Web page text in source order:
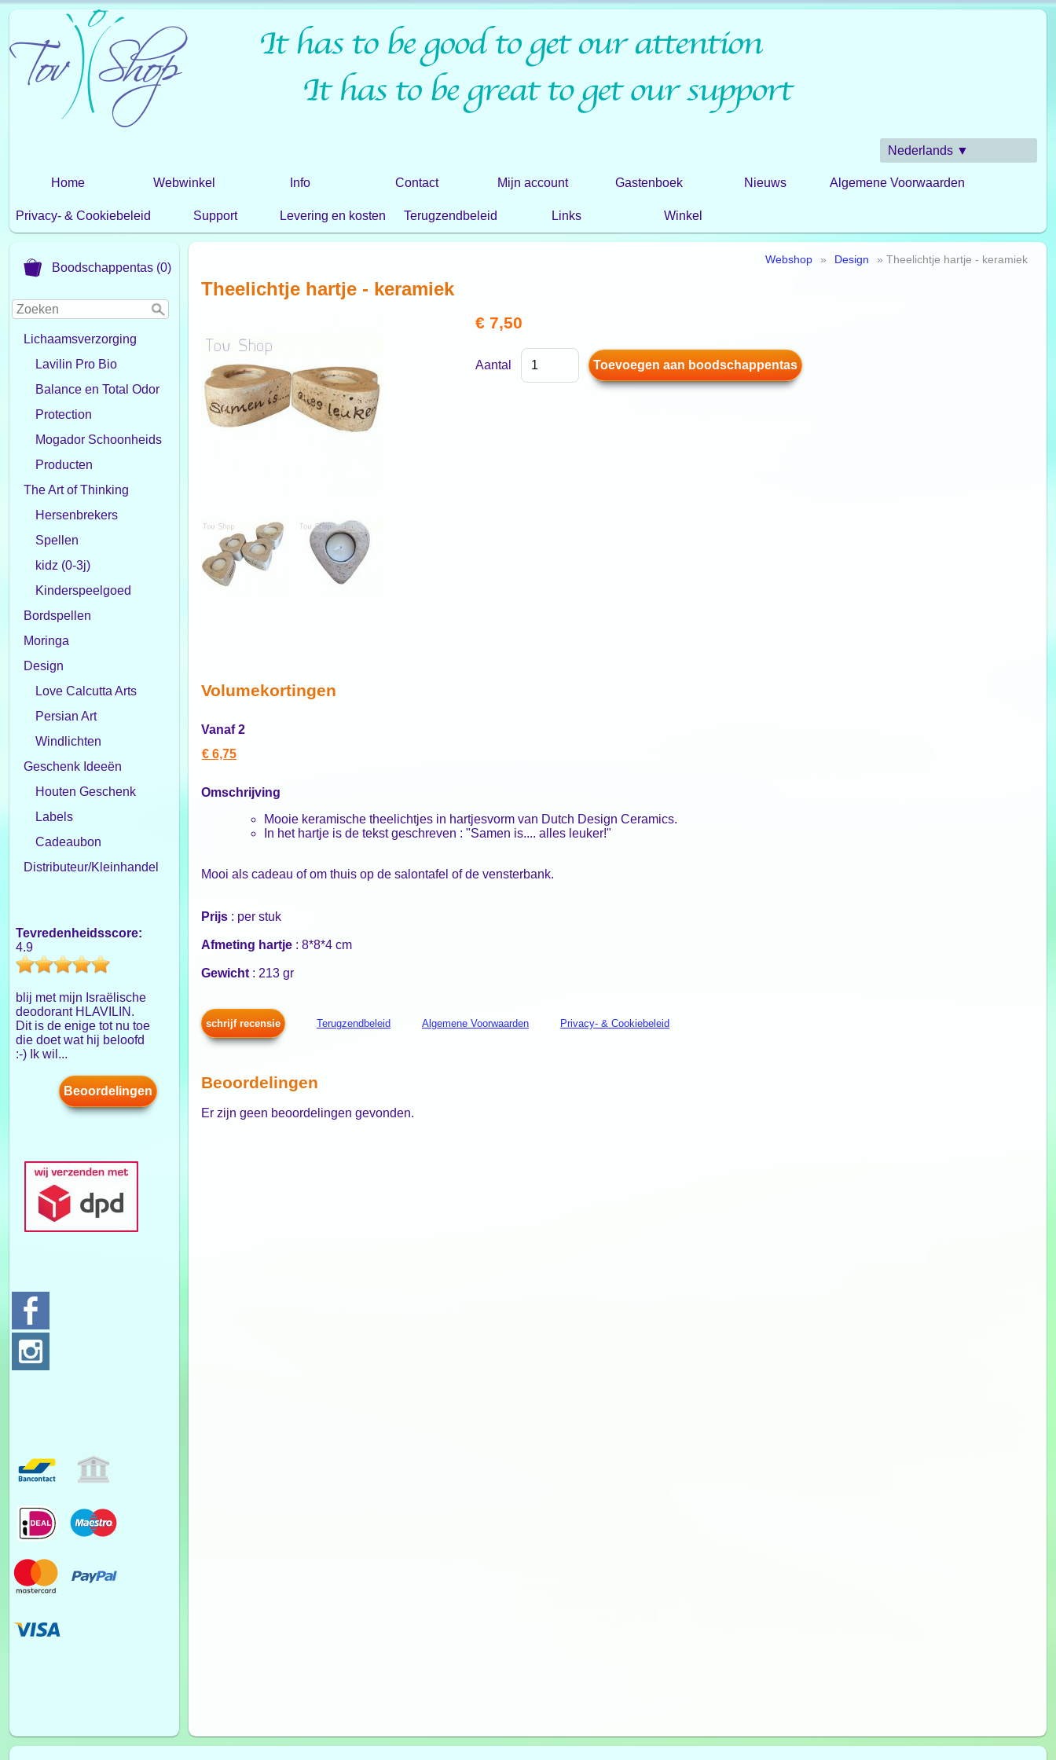
Nederlands ▼
Home Webwinkel Info Contact Mijn account Gastenboek Nieuws Algemene Voorwaarden
Privacy- & Cookiebeleid Support Levering en kosten Terugzendbeleid Links Winkel
Boodschappentas (0)
Lichaamsverzorging
Lavilin Pro Bio
Balance en Total Odor
Protection
Mogador Schoonheids
Producten
The Art of Thinking
Hersenbrekers
Spellen
kidz (0-3j)
Kinderspeelgoed
Bordspellen
Moringa
Design
Love Calcutta Arts
Persian Art
Windlichten
Geschenk Ideeën
Houten Geschenk
Labels
Cadeaubon
Distributeur/Kleinhandel
Tevredenheidsscore:
4.9
blij met mijn Israëlische
deodorant HLAVILIN.
Dit is de enige tot nu toe
die doet wat hij beloofd
:-) Ik wil...
Beoordelingen
Webshop » Design » Theelichtje hartje - keramiek
Theelichtje hartje - keramiek
€ 7,50
Aantal
Volumekortingen
Vanaf 2
€ 6,75
Omschrijving
Mooie keramische theelichtjes in hartjesvorm van Dutch Design Ceramics.
In het hartje is de tekst geschreven : "Samen is.... alles leuker!"
Mooi als cadeau of om thuis op de salontafel of de vensterbank.
Prijs : per stuk
Afmeting hartje : 8*8*4 cm
Gewicht : 213 gr
schrijf recensie Terugzendbeleid Algemene Voorwaarden Privacy- & Cookiebeleid
Beoordelingen
Er zijn geen beoordelingen gevonden.